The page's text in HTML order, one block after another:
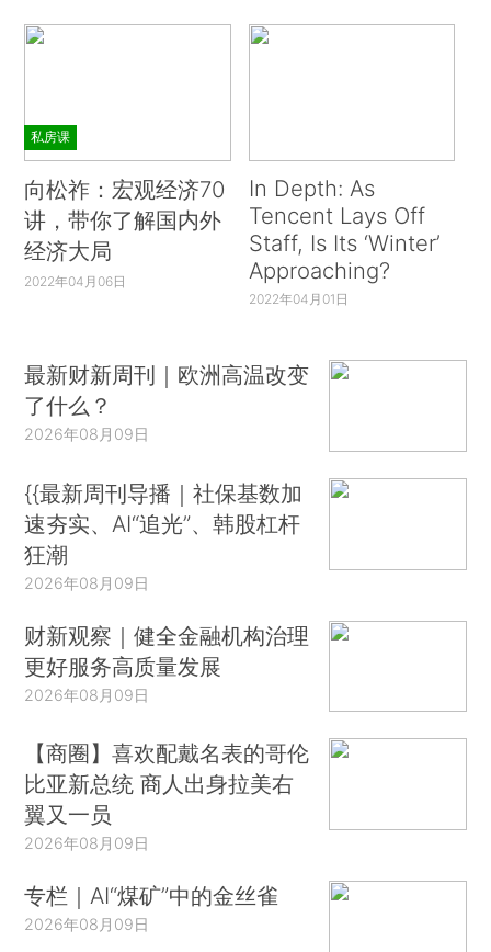
私房课
向松祚：宏观经济70
讲，带你了解国内外
经济大局
2022年04月06日
In Depth: As
Tencent Lays Off
Staff, Is Its ‘Winter’
Approaching?
2022年04月01日
最新财新周刊｜欧洲高温改变
了什么？
2026年08月09日
{{最新周刊导播｜社保基数加
速夯实、AI“追光”、韩股杠杆
狂潮
2026年08月09日
财新观察｜健全金融机构治理
更好服务高质量发展
2026年08月09日
【商圈】喜欢配戴名表的哥伦
比亚新总统 商人出身拉美右
翼又一员
2026年08月09日
专栏｜AI“煤矿”中的金丝雀
2026年08月09日